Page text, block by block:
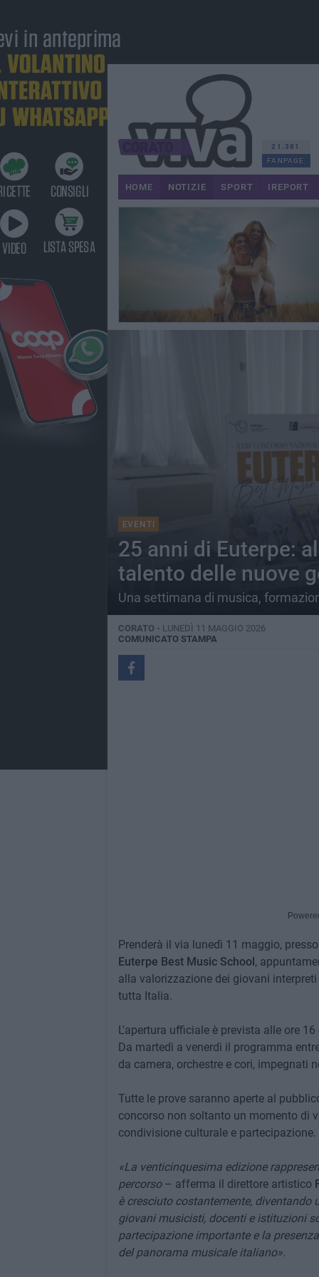
21.381
FANPAGE
HOME NOTIZIE SPORT IREPORT
EVENTI
25 anni di Euterpe:
talento delle nuove
Una settimana di musica,
CORATO - LUNEDÌ 11 MAGGIO 2026
COMUNICATO STAMPA
Prenderà il via lunedì 11 maggio,
Euterpe Best Music School,
alla valorizzazione dei giovani
tutta Italia.
L'apertura ufficiale è prevista alle ore 16
Da martedì a venerdì il programma
da camera, orchestre e cori, impegnati
Tutte le prove saranno aperte al
concorso non soltanto un momento di
condivisione culturale e partecipazione.
«La venticinquesima edizione
percorso– afferma il direttore artistico
è cresciuto costantemente,
giovani musicisti, docenti e istituzioni
partecipazione importante e la
del panorama musicale italiano».